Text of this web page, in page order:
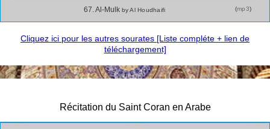
(mp3)
67. Al-Mulk by Al Houdhaifi
Cliquez ici pour les autres sourates [Liste compléte + lien de
téléchargement]
Récitation du Saint Coran en Arabe